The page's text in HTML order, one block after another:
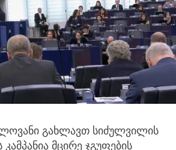
გახლავთ სიძულვილის
მცირე ჯგუფების